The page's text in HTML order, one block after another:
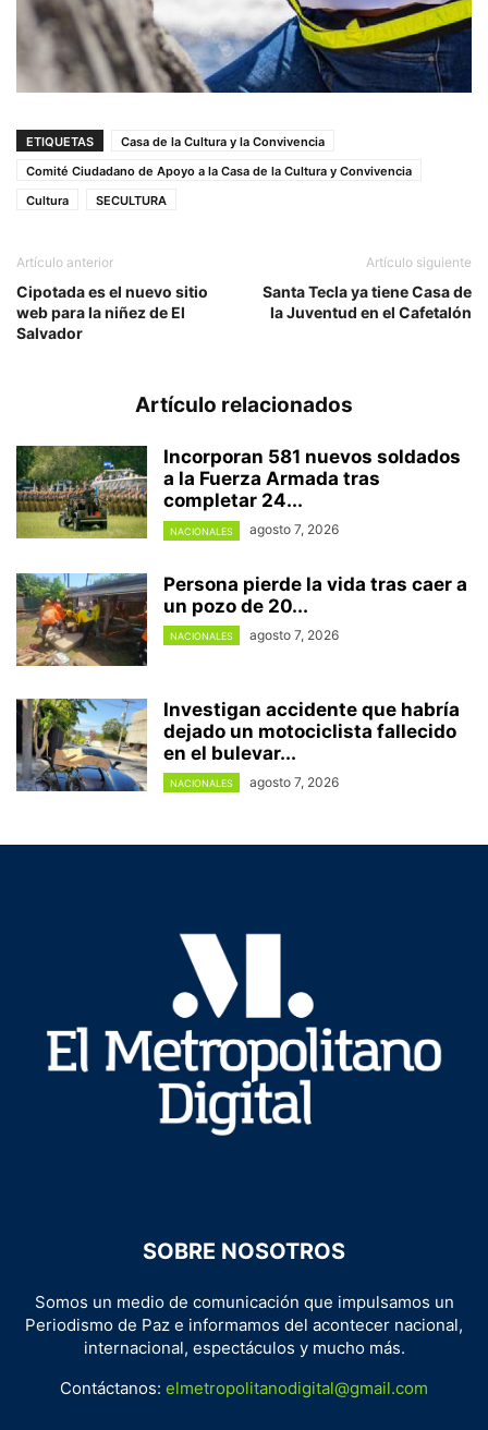
ETIQUETAS
Casa de la Cultura y la Convivencia
Comité Ciudadano de Apoyo a la Casa de la Cultura y Convivencia
Cultura
SECULTURA
Artículo anterior
Cipotada es el nuevo sitio
web para la niñez de El
Salvador
Artículo siguiente
Santa Tecla ya tiene Casa de
la Juventud en el Cafetalón
Artículo relacionados
Incorporan 581 nuevos soldados
a la Fuerza Armada tras
completar 24...
NACIONALES agosto 7, 2026
Persona pierde la vida tras caer a
un pozo de 20...
NACIONALES agosto 7, 2026
Investigan accidente que habría
dejado un motociclista fallecido
en el bulevar...
NACIONALES agosto 7, 2026
SOBRE NOSOTROS
Somos un medio de comunicación que impulsamos un
Periodismo de Paz e informamos del acontecer nacional,
internacional, espectáculos y mucho más.
Contáctanos: elmetropolitanodigital@gmail.com